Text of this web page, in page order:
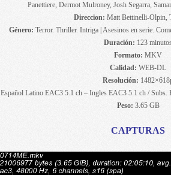
Panettiere, Dermot Mulroney, Josh Segarra,
Direccion: Matt Bettinelli-Olpin,
Género: Terror. Thriller. Intriga | Asesinos en serie.
Duración: 123
Formato: MKV
Calidad: WEB-DL
Resolución:
Español Latino EAC3 5.1 ch – Ingles EAC3 5.1 ch /
Peso: 3.65 GB
CAPTURAS